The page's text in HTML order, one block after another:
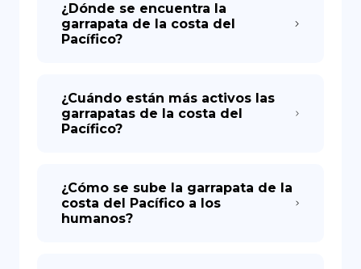
¿Dónde se encuentra la
garrapata de la costa del
Pacífico?
¿Cuándo están más activos las
garrapatas de la costa del
Pacífico?
¿Cómo se sube la garrapata de la
costa del Pacífico a los
humanos?